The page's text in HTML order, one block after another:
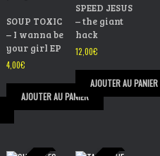
SOUP TOXIC
– I wanna be
your girl EP
4,00€
AJOUTER AU PANIER
SPEED JESUS
– the giant
hack
12,00€
AJOUTER AU PANIER